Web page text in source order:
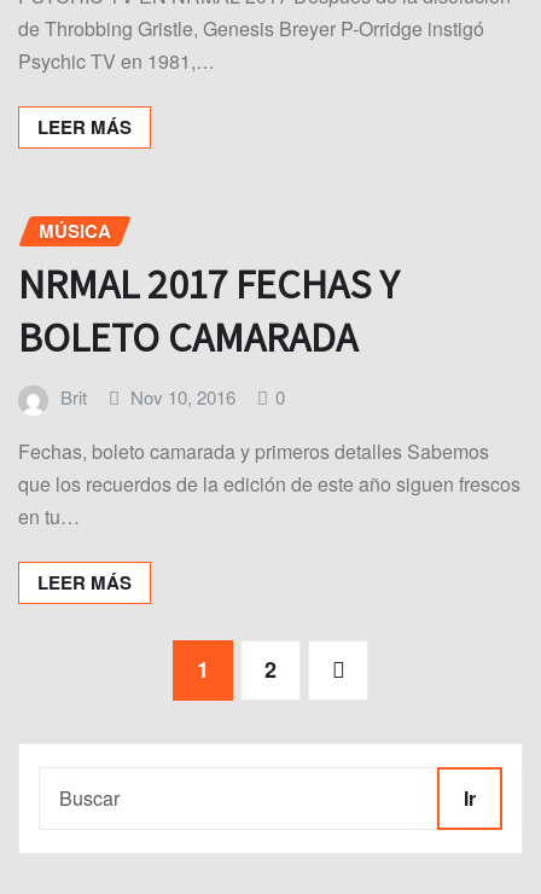
de Throbbing Gristle, Genesis Breyer P-Orridge instigó
Psychic TV en 1981,…
LEER MÁS
MÚSICA
NRMAL 2017 FECHAS Y
BOLETO CAMARADA
Brit Nov 10, 2016 0
Fechas, boleto camarada y primeros detalles Sabemos
que los recuerdos de la edición de este año siguen frescos
en tu…
LEER MÁS
1 2
Ir